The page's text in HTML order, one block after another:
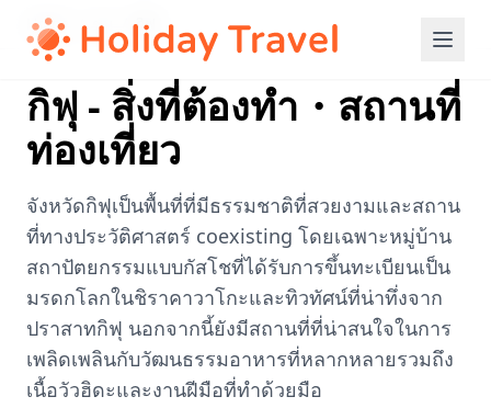
Home / ชูบุ กิฟุ
กิฟุ - สิ่งที่ต้องทำ・สถานที่
ท่องเที่ยว
จังหวัดกิฟุเป็นพื้นที่ที่มีธรรมชาติที่สวยงามและสถาน
ที่ทางประวัติศาสตร์ coexisting โดยเฉพาะหมู่บ้าน
สถาปัตยกรรมแบบกัสโชที่ได้รับการขึ้นทะเบียนเป็น
มรดกโลกในชิราคาวาโกะและทิวทัศน์ที่น่าทึ่งจาก
ปราสาทกิฟุ นอกจากนี้ยังมีสถานที่ที่น่าสนใจในการ
เพลิดเพลินกับวัฒนธรรมอาหารที่หลากหลายรวมถึง
เนื้อวัวฮิดะและงานฝีมือที่ทำด้วยมือ